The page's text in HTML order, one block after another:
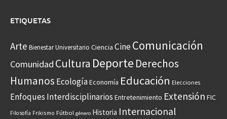
ETIQUETAS
Arte Bienestar Universitario Ciencia CineComunicación
Comunidad Cultura Deporte Derechos
Humanos EcologíaEconomía Educación Elecciones
Enfoques Interdisciplinarios Entretenimiento Extensión FIC
Filosofía Frikismo Fútbol género Historia Internacional